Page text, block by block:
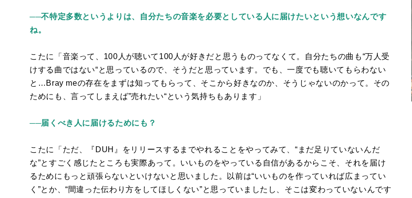
──不特定多数というよりは、自分たちの音楽を必要としている人に届けたいという想いなんです
ね。
こたに「音楽って、 100 人が聴いて 100 人が好きだと思うものってなくて。自分たちの曲も“万人受
けする曲ではない“と思っているので、そうだと思っています。でも、一度でも聴いてもらわない
と… Bray meの存在をまずは知ってもらって、そこから好きなのか、そうじゃないのかって。その
ためにも、言ってしまえば”売れたい“という気持ちもあります」
──届くべき人に届けるためにも？
こたに「ただ、『 DUH 』をリリースするまでやれることをやってみて、“まだ足りていないんだ
な”とすごく感じたところも実際あって。いいものをやっている自信があるからこそ、それを届け
るためにもっと頑張らないといけないと思いました。以前は“いいものを作っていれば広まってい
く”とか、“間違った伝わり方をしてほしくない”と思っていましたし、そこは変わっていないんです